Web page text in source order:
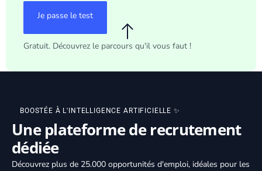
Je passe le test
Gratuit. Découvrez le parcours qu'il vous faut !
BOOSTÉE À L' INTELLIGENCE ARTIFICIELLE ✨
Une plateforme de recrutement
dédiée
Découvrez plus de 25.000 opportunités d'emploi, idéales pour les